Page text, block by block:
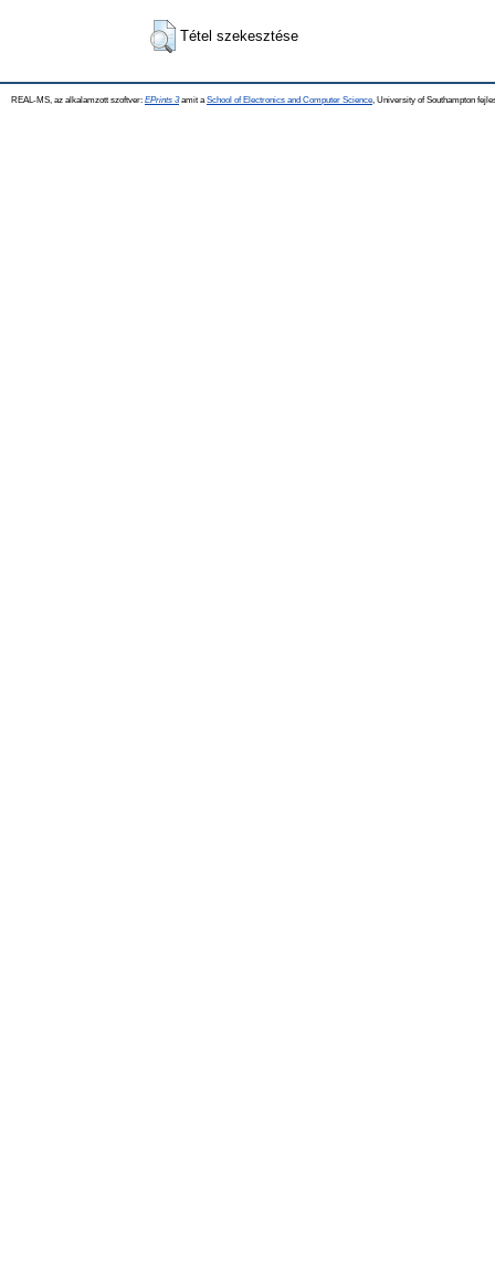
Tétel szekesztése
REAL-MS, az alkalamzott szoftver: EPrints 3amit a School of Electronics and Computer Science , University of Southampton